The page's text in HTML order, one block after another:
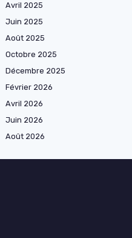
Avril 2025
Juin 2025
Août 2025
Octobre 2025
Décembre 2025
Février 2026
Avril 2026
Juin 2026
Août 2026